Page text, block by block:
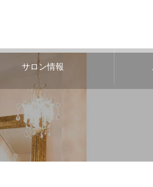
サロン情報